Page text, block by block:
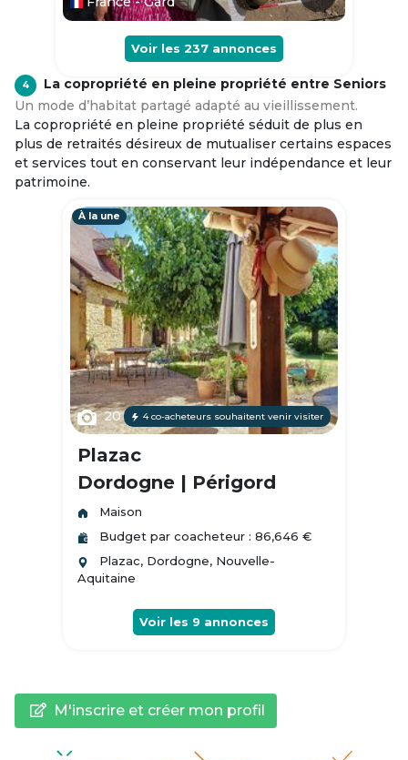
Voir les 237 annonces
4
La copropriété en pleine propriété entre Seniors
Un mode d’habitat partagé adapté au vieillissement.
La copropriété en pleine propriété séduit de plus en
plus de retraités désireux de mutualiser certains espaces
et services tout en conservant leur indépendance et leur
patrimoine.
À la une
20 4 co-acheteurs souhaitent venir visiter
Plazac
Dordogne | Périgord
Maison
Budget par coacheteur : 86,646 €
Plazac, Dordogne, Nouvelle-
Aquitaine
Voir les 9 annonces
M'inscrire et créer mon profil